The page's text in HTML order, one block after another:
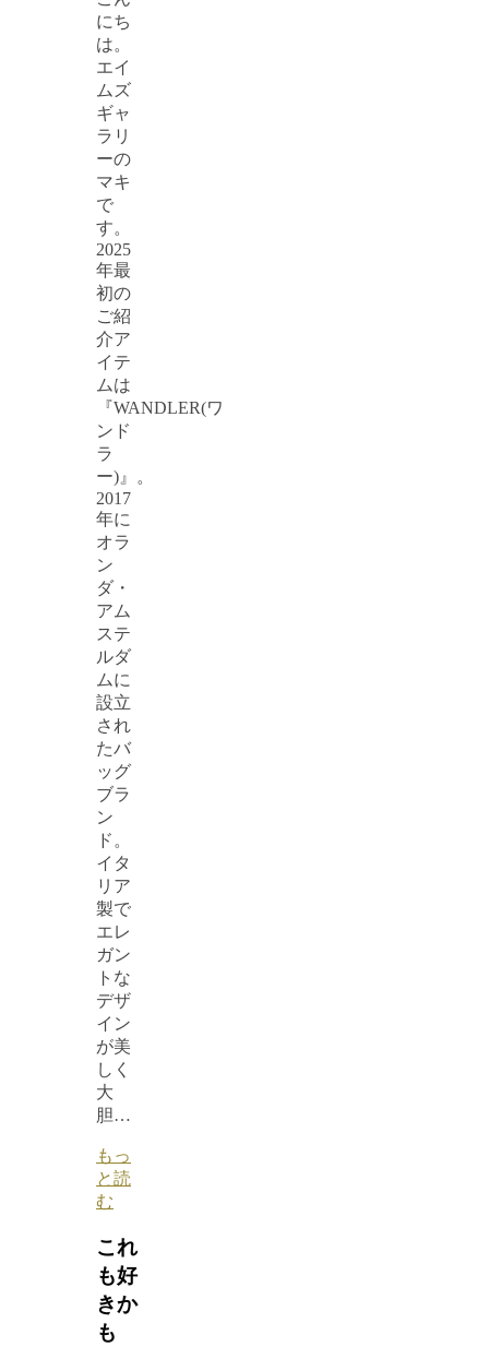
にち
は。
エイ
ムズ
ギャ
ラリ
ーの
マキ
で
す。
2025
年最
初の
ご紹
介ア
イテ
ムは
『WANDLER(ワ
ンド
ラ
ー)』。
2017
年に
オラ
ン
ダ・
アム
ステ
ルダ
ムに
設立
され
たバ
ッグ
ブラ
ン
ド。
イタ
リア
製で
エレ
ガン
トな
デザ
イン
が美
しく
大
胆…
もっ
と読
む
これ
も好
きか
も